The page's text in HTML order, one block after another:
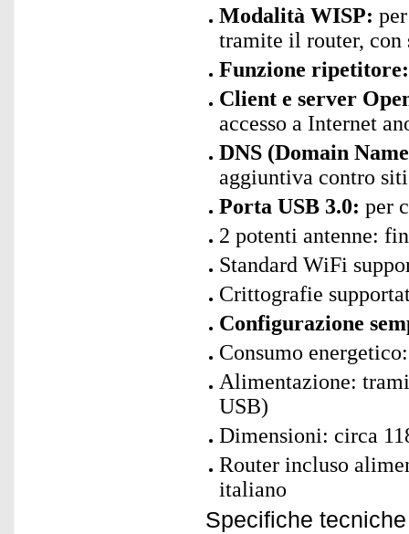
Modalità WISP:
tramite il router,
Funzione ripetitore:
Client e server
accesso a Internet
DNS (Domain
aggiuntiva contro
Porta USB 3.0: per
2 potenti antenne:
Standard WiFi
Crittografie
Configurazione
Consumo
Alimentazione:
USB)
Dimensioni: circa
Router incluso
italiano
Specifiche